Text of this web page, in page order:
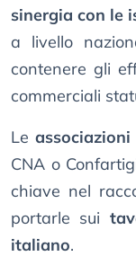
sinergia con le
a livello
contenere gli
commerciali
Le
CNA o
chiave nel
portarle sui
italiano.